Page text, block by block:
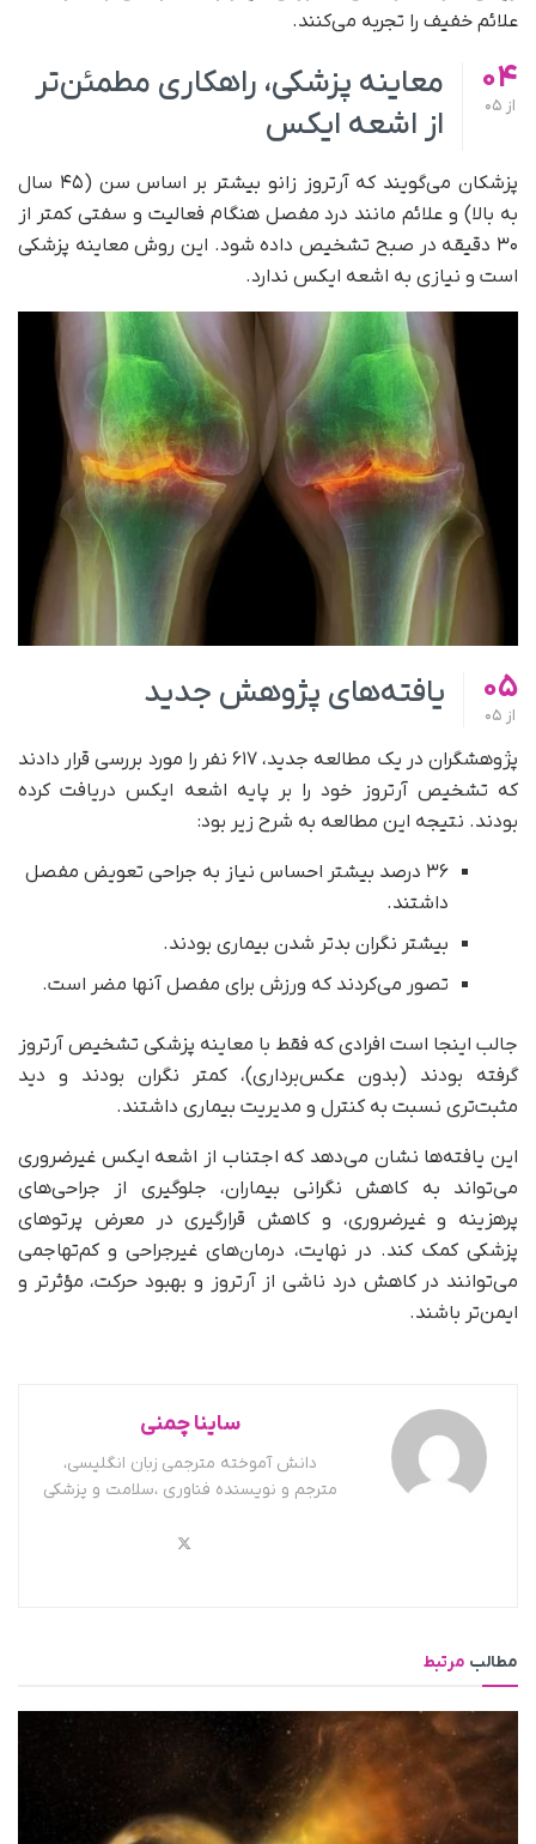
علائم خفیف را تجربه می‌کنند.
04
از
معاینه پزشکی، راهکاری مطمئن‌تر
از اشعه ایکس
پزشکان می‌گویند که آرتروز زانو بیشتر بر اساس سن (۴۵ سال
به بالا) و علائم مانند درد مفصل هنگام فعالیت و سفتی کمتر از
۳۰ دقیقه در صبح تشخیص داده شود. این روش معاینه پزشکی
است و نیازی به اشعه ایکس ندارد.
05
از
یافته‌های پژوهش جدید
پژوهشگران در یک مطالعه جدید، ۶۱۷ نفر را مورد بررسی قرار دادند
که تشخیص آرتروز خود را بر پایه اشعه ایکس دریافت کرده
بودند. نتیجه این مطالعه به شرح زیر بود:
۳۶ درصد بیشتر احساس نیاز به جراحی تعویض مفصل
داشتند.
بیشتر نگران بدتر شدن بیماری بودند.
تصور می‌کردند که ورزش برای مفصل آنها مضر است.
جالب اینجا است افرادی که فقط با معاینه‌ پزشکی تشخیص آرتروز
گرفته بودند (بدون عکس‌برداری)، کمتر نگران بودند و دید
مثبت‌تری نسبت به کنترل و مدیریت بیماری داشتند.
این یافته‌ها نشان می‌دهد که اجتناب از اشعه ایکس غیرضروری
می‌تواند به کاهش نگرانی بیماران، جلوگیری از جراحی‌های
پرهزینه و غیرضروری، و کاهش قرارگیری در معرض پرتوهای
پزشکی کمک کند. در نهایت، درمان‌های غیرجراحی و کم‌تهاجمی
می‌توانند در کاهش درد ناشی از آرتروز و بهبود حرکت، مؤثرتر و
ایمن‌تر باشند.
ساینا چمنی
دانش آموخته مترجمی زبان انگلیسی،
مترجم و نویسنده فناوری ،سلامت و پزشکی
مطالب مرتبط